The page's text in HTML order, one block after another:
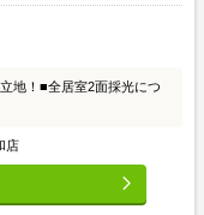
地！■全居室2面採光につ
店